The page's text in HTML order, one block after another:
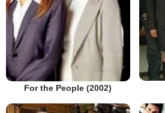
For the People (2002)